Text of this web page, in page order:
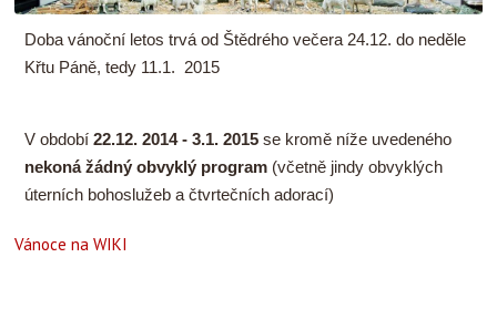
Doba vánoční letos trvá od Štědrého večera 24.12. do neděle
Křtu Páně, tedy 11.1. 2015
V období22.12. 2014 - 3.1. 2015 se kromě níže uvedeného
nekoná žádný obvyklý program (včetně jindy obvyklých
úterních bohoslužeb a čtvrtečních adorací)
Vánoce na WIKI